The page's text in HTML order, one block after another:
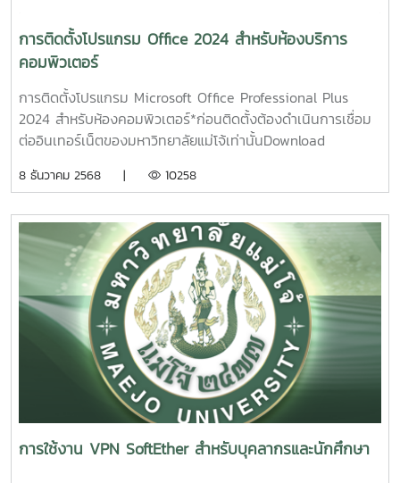
การติดตั้งโปรแกรม Office 2024 สำหรับห้องบริการ
คอมพิวเตอร์
การติดตั้งโปรแกรม Microsoft Office Professional Plus
2024 สำหรับห้องคอมพิวเตอร์*ก่อนติดตั้งต้องดำเนินการเชื่อม
ต่ออินเทอร์เน็ตของมหาวิทยาลัยแม่โจ้เท่านั้นDownload
โดยคลิ๊กขวา เลือก Run as administrator2. Step 1 ทำการ
ต่อเครือข่ายภายในมหาวิทยาลัย)3. Step 2 ทำการติดตั้ง
Office20244. Step 3 ทำการ Activate Key5. การติดตั้ง
โปรแกรมเสร็จสมบูรณ์ ทำการปิดโปรแกรม Word แล้วเข้าใช้งาน
ใหมุ่6. การติดตั้งเสร็จสิ้น
8 ธันวาคม 2568 | 10258
การใช้งาน VPN SoftEther สำหรับบุคลากรและนักศึกษา